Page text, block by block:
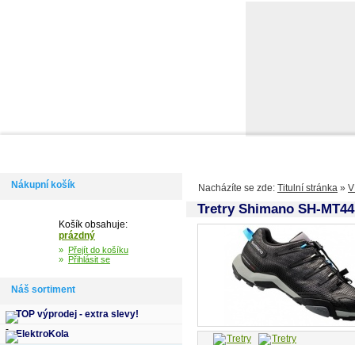
Nacházíte se zde: Titulní stránka »
Tretry Shimano SH-
Nákupní košík
Košík obsahuje:
prázdný
» Přejít do košíku
» Přihlásit se
Náš sortiment
TOP výprodej - extra slevy!
ElektroKola